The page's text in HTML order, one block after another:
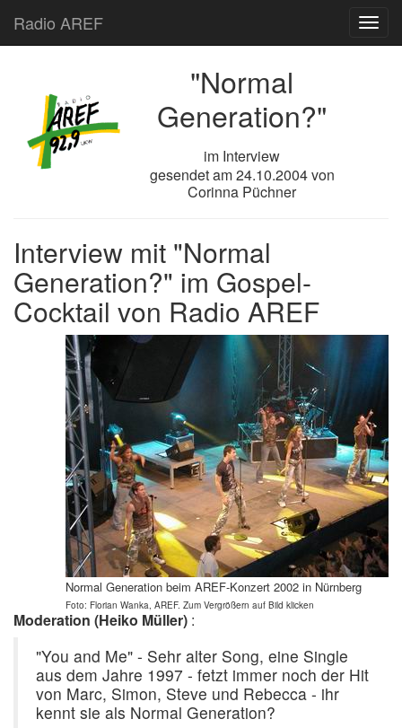
Radio AREF
"Normal
Generation?"
im Interview
gesendet am24.10.2004von
Corinna Püchner
Interview mit "Normal
Generation?" im Gospel-
Cocktail von Radio AREF
Normal Generation beim AREF-Konzert 2002 in Nürnberg
Foto: Florian Wanka, AREF. Zum Vergrößern auf Bild klicken
Moderation (Heiko Müller) :
"You and Me" - Sehr alter Song, eine Single
aus dem Jahre 1997 - fetzt immer noch der Hit
von Marc, Simon, Steve und Rebecca - ihr
kennt sie als Normal Generation?